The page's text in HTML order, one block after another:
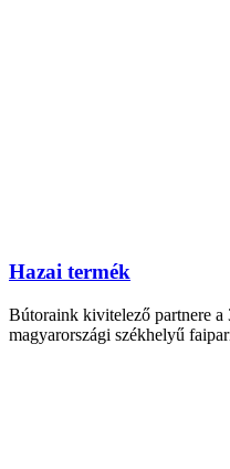
Hazai termék
Bútoraink kivitelező partnere a
magyarországi székhelyű